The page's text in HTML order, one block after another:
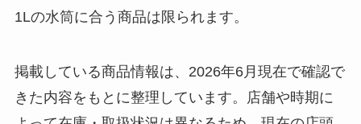
【100均】ダイソー/
ファンカバーは買え
選び方ガイド！
1Lの水筒に合う商品は限られます。
掲載している商品情報は、2026年6月現在で確認で
きた内容をもとに整理しています。店舗や時期に